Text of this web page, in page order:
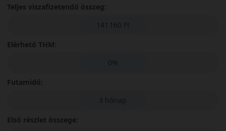
Teljes viszafizetendő összeg:
141 160 Ft
Elérhető THM:
0%
Futamidő:
3 hónap
Első részlet összege: